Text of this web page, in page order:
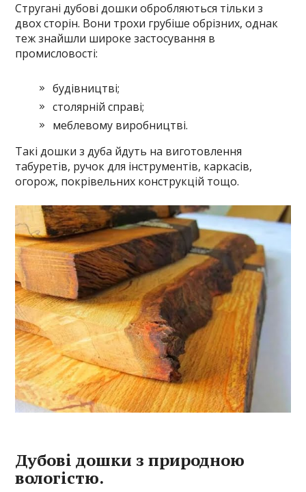
Стругані дубові дошки обробляються тільки з
двох сторін. Вони трохи грубіше обрізних, однак
теж знайшли широке застосування в
промисловості:
будівництві;
столярній справі;
меблевому виробництві.
Такі дошки з дуба йдуть на виготовлення
табуретів, ручок для інструментів, каркасів,
огорож, покрівельних конструкцій тощо.
Дубові дошки з природною
вологістю.